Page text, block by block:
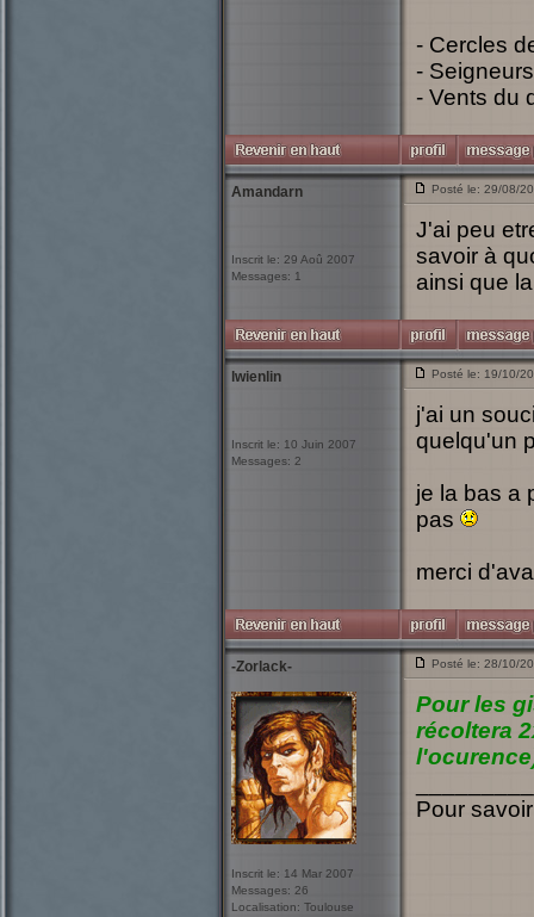
- Cercles
-
- Vents du
Amandarn
Inscrit le: 29 Aoû 2007
Messages: 1
Posté le: 29/08/
J'ai peu
savoir à
ainsi que
lwienlin
Inscrit le: 10 Juin 2007
Messages: 2
Posté le: 19/10/
j'ai un
quelqu'un
je la bas a
pas
merci
-Zorlack-
Inscrit le: 14 Mar 2007
Messages: 26
Localisation: Toulouse
Posté le: 28/10/
Pour les
récoltera
Pour